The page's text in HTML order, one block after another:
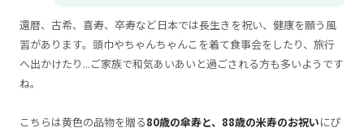
還暦、古希、喜寿、卒寿など日本では長生きを祝い、健康を願う風
習があります。頭巾やちゃんちゃんこを着て食事会をしたり、旅行
へ出かけたり...ご家族で和気あいあいと過ごされる方も多いようです
ね。
こちらは黄色の品物を贈る80歳の傘寿と、88歳の米寿のお祝いにぴ